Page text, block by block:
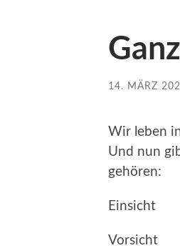
14. MÄRZ
Wir leben
Und nun
gehören:
Einsicht
Vorsicht